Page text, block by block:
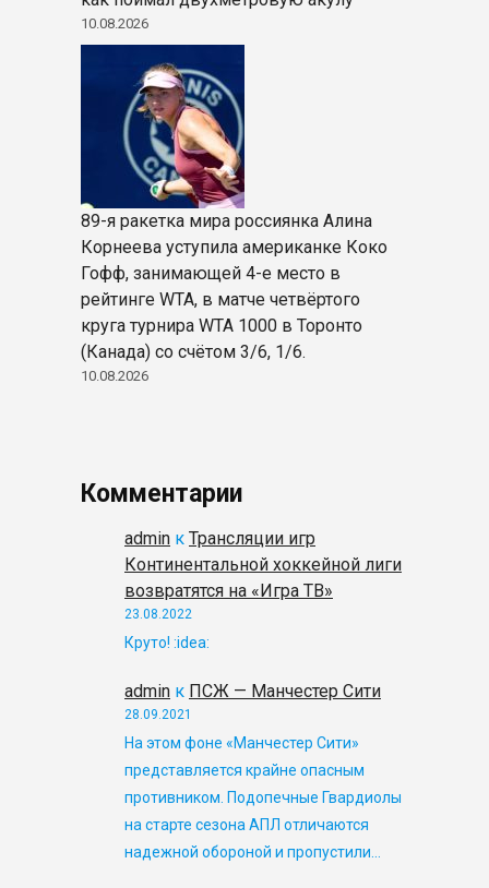
10.08.2026
89-я ракетка мира россиянка Алина
Корнеева уступила американке Коко
Гофф, занимающей 4-е место в
рейтинге WTA, в матче четвёртого
круга турнира WTA 1000 в Торонто
(Канада) со счётом 3/6, 1/6.
10.08.2026
Комментарии
admin к Трансляции игр
Континентальной хоккейной лиги
возвратятся на «Игра ТВ»
23.08.2022
Круто! :idea:
admin к ПСЖ — Манчестер Сити
28.09.2021
На этом фоне «Манчестер Сити»
представляется крайне опасным
противником. Подопечные Гвардиолы
на старте сезона АПЛ отличаются
надежной обороной и пропустили…